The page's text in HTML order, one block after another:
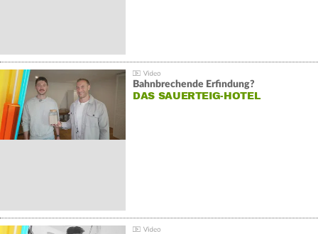
Bahnbrechende Erfindung?
DAS SAUERTEIG-HOTEL